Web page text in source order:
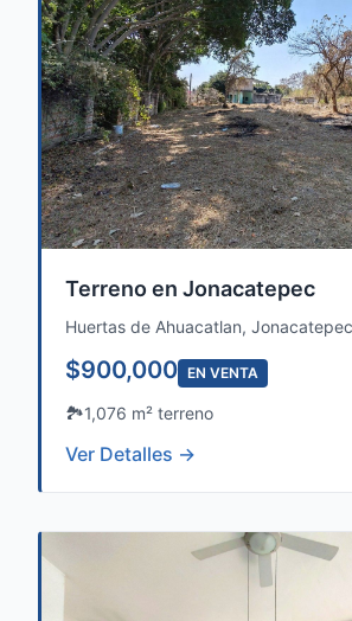
Terreno en Jonacatepec
Huertas de Ahuacatlan,
$900,000 EN VENTA
🏞️1,076 m² terreno
Ver Detalles →